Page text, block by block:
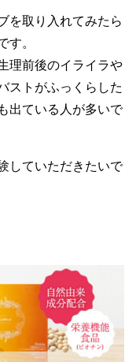
を取り入れてみたら
。
理前後のイライラや
ストがふっくらした
出ている人が多いで
していただきたいで